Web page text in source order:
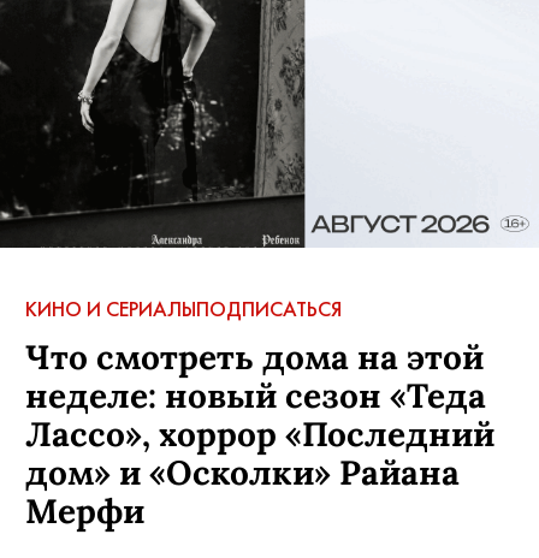
КИНО И СЕРИАЛЫПОДПИСАТЬСЯ
Что смотреть дома на этой
неделе: новый сезон «Теда
Лассо», хоррор «Последний
дом» и «Осколки» Райана
Мерфи